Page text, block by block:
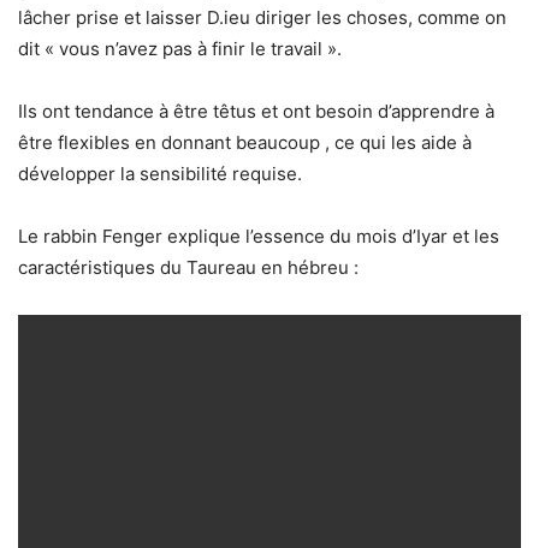
lâcher prise et laisser D.ieu diriger les choses, comme on
dit « vous n’avez pas à finir le travail ».
Ils ont tendance à être têtus et ont besoin d’apprendre à
être flexibles en donnant beaucoup , ce qui les aide à
développer la sensibilité requise.
Le rabbin Fenger explique l’essence du mois d’Iyar et les
caractéristiques du Taureau en hébreu :